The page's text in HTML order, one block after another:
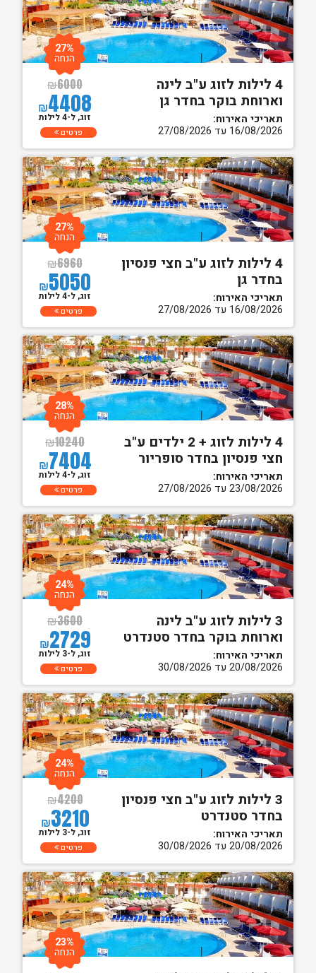
4 לילות לזוג ע"ב לינה
וארוחת בוקר בחדר גן
תאריכי האירוח:
16/08/2026 עד 27/08/2026
₪6000
₪4408
27%
הנחה
זוג, ל-4 לילות
פרטים
4 לילות לזוג ע"ב חצי פנסיון
בחדר גן
תאריכי האירוח:
16/08/2026 עד 27/08/2026
₪6960
₪5050
27%
הנחה
זוג, ל-4 לילות
פרטים
4 לילות לזוג + 2 ילדים ע"ב
חצי פנסיון בחדר סופריור
תאריכי האירוח:
23/08/2026 עד 27/08/2026
₪10240
₪7404
28%
הנחה
זוג, ל-4 לילות
פרטים
3 לילות לזוג ע"ב לינה
וארוחת בוקר בחדר סטנדרט
תאריכי האירוח:
20/08/2026 עד 30/08/2026
₪3600
₪2729
24%
הנחה
זוג, ל-3 לילות
פרטים
3 לילות לזוג ע"ב חצי פנסיון
בחדר סטנדרט
תאריכי האירוח:
20/08/2026 עד 30/08/2026
₪4200
₪3210
24%
הנחה
זוג, ל-3 לילות
פרטים
23%
הנחה